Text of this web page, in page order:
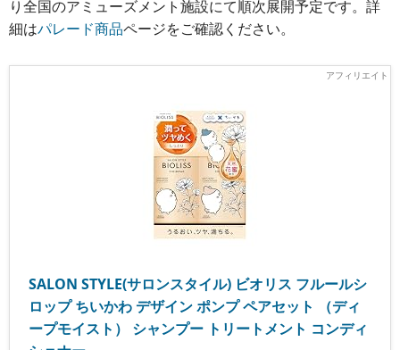
り全国のアミューズメント施設にて順次展開予定です。詳
細はパレード商品ページをご確認ください。
SALON STYLE(サロンスタイル) ビオリス フルールシ
ロップ ちいかわ デザイン ポンプ ペアセット （ディ
ープモイスト） シャンプー トリートメント コンディ